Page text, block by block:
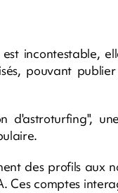
incontestable,
pouvant
d'astroturfing",
des profils aux
Ces comptes